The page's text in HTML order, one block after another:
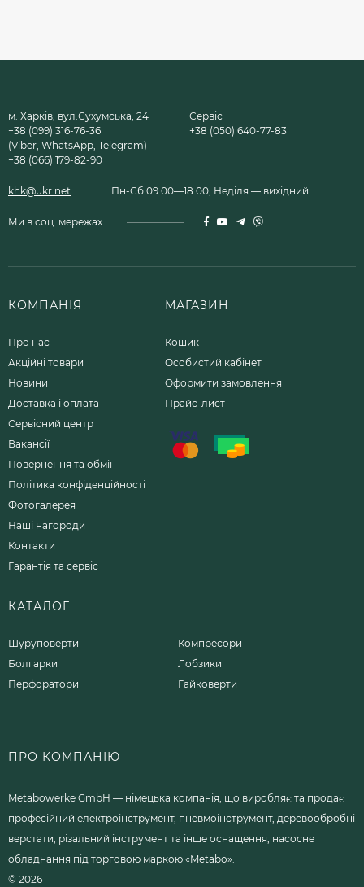
м. Харків, вул.Сухумська, 24
+38 (099) 316-76-36
(Viber, WhatsApp, Telegram)
+38 (066) 179-82-90
Сервіс
+38 (050) 640-77-83
khk@ukr.net Пн-Сб 09:00—18:00, Неділя — вихідний
Ми в соц. мережах
КОМПАНІЯ
Про нас
Акційні товари
Новини
Доставка і оплата
Сервісний центр
Вакансії
Повернення та обмін
Політика конфіденційності
Фотогалерея
Наші нагороди
Контакти
Гарантія та сервіс
МАГАЗИН
Кошик
Особистий кабінет
Оформити замовлення
Прайс-лист
КАТАЛОГ
Шуруповерти
Болгарки
Перфоратори
Компресори
Лобзики
Гайковерти
ПРО КОМПАНІЮ
Metabowerke GmbH — німецька компанія, що виробляє та продає
професійний електроінструмент, пневмоінструмент, деревообробні
верстати, різальний інструмент та інше оснащення, насосне
обладнання під торговою маркою «Metabo».
© 2026